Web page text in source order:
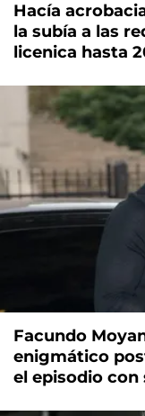
Hacía
la subía a las
licenica hasta
Facundo
enigmático
el episodio con